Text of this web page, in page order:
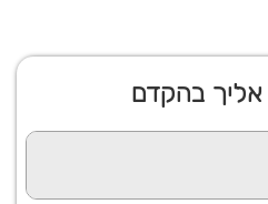
אליך בהקדם